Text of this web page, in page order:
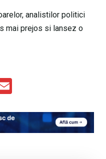
analistilor politici
mai prejos si lansez o
ail